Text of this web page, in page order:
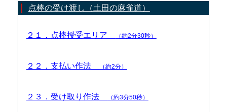
点棒の受け渡し（土田の麻雀道）
２１．点棒授受エリア （約2分30秒）
２２．支払い作法 （約2分）
２３．受け取り作法 （約3分50秒）